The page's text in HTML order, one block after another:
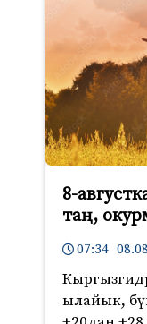
8-
таң,
07:34
ылайык,